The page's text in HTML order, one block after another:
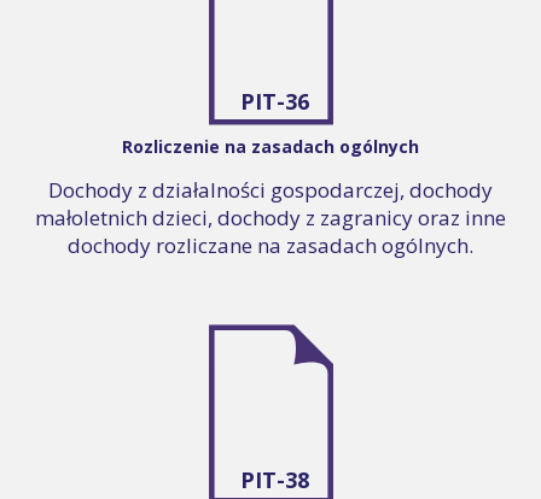
PIT-36
Rozliczenie na zasadach ogólnych
Dochody z działalności gospodarczej, dochody
małoletnich dzieci, dochody z zagranicy oraz inne
dochody rozliczane na zasadach ogólnych.
PIT-38